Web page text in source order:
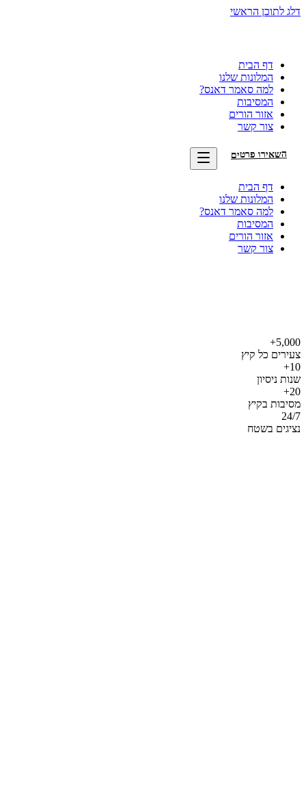
דלג לתוכן הראשי
דף הבית
המלונות שלנו
למה סאמר דאנס?
המסיבות
אזור הורים
צור קשר
השאירו פרטים
דף הבית
המלונות שלנו
למה סאמר דאנס?
המסיבות
אזור הורים
צור קשר
5,000+
צעירים כל קיץ
10+
שנות ניסיון
20+
מסיבות בקיץ
24/7
נציגים בשטח